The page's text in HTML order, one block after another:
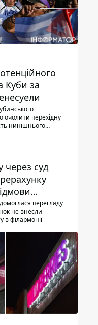
Куби за
очолити перехідну
нинішнього
через суд
перегляду
не внесли
в філармонії